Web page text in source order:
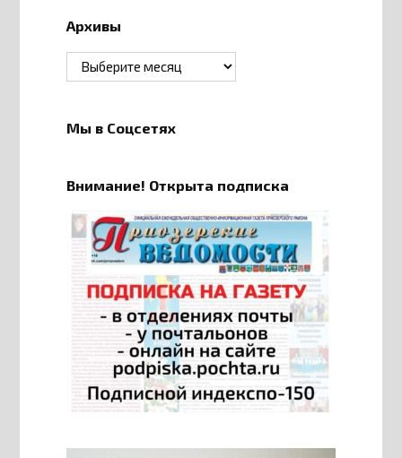
Архивы
Архивы
Мы в Соцсетях
Внимание! Открыта подписка